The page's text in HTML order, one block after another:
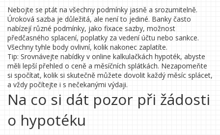
Nebojte se ptát na všechny podmínky jasně a srozumitelně.
Úroková sazba je důležitá, ale není to jediné. Banky často
nabízejí různé podmínky, jako fixace sazby, možnost
předčasného splacení, poplatky za vedení účtu nebo sankce.
Všechny tyhle body ovlivní, kolik nakonec zaplatíte.
Tip: Srovnávejte nabídky v online kalkulačkách hypoték, abyste
měli lepší přehled o ceně a měsíčních splátkách. Nezapomeňte
si spočítat, kolik si skutečně můžete dovolit každý měsíc splácet,
a vždy počítejte i s nečekanými výdaji.
Na co si dát pozor při žádosti
o hypotéku